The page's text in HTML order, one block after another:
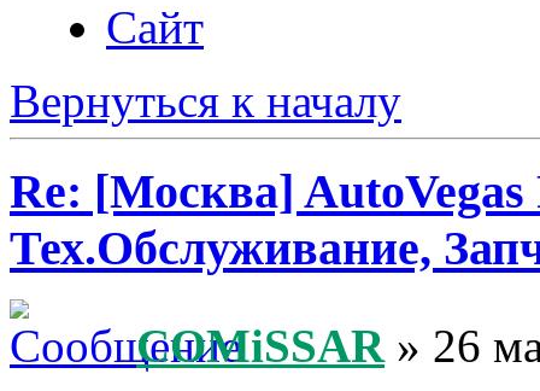
Сайт
Вернуться к началу
Re: [Москва]
Тех.Обслуживание,
COMiSSAR» 26